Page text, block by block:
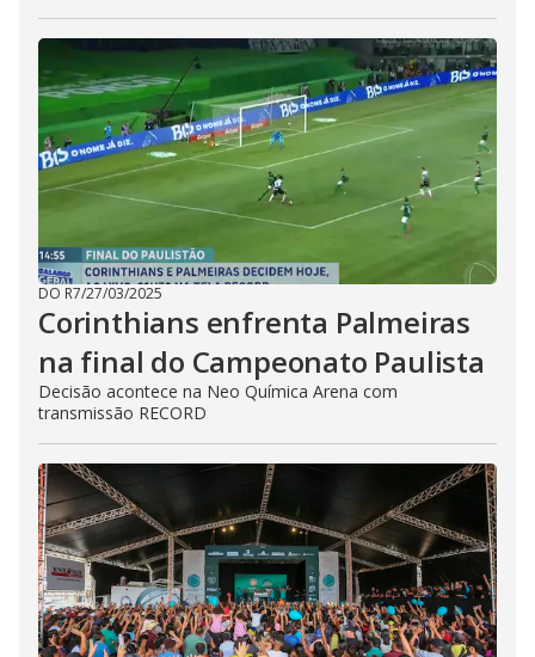
DO R7/27/03/2025
Corinthians enfrenta Palmeiras
na final do Campeonato Paulista
Decisão acontece na Neo Química Arena com
transmissão RECORD